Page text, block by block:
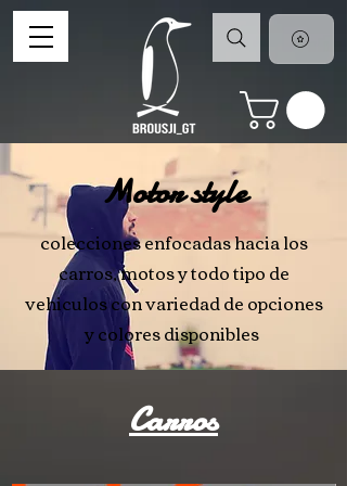
Motor style
colecciones enfocadas hacia los
carros, motos y todo tipo de
vehiculos con variedad de opciones
y colores disponibles
Carros